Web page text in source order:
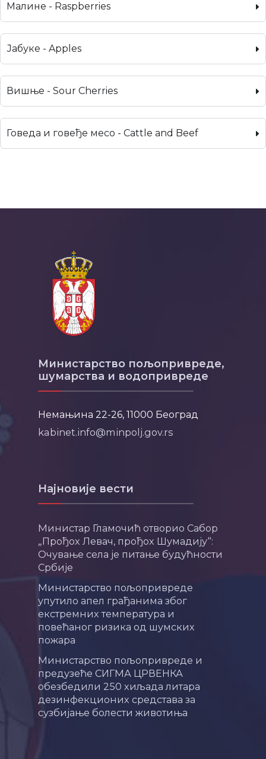
Малине - Raspberries
Јабуке - Apples
Вишње - Sour Cherries
Говеда и говеђе месо - Cattle and Beef
Министарство пољопривреде,
шумарства и водопривреде
Немањина 22-26, 11000 Београд
kabinet.info@minpolj.gov.rs
Најновије вести
Министар Гламочић отворио Сабор
„Прођох Левач, прођох Шумадију“:
Очување села је питање будућности
Србије
Министарство пољопривреде
упутило апел грађанима због
екстремних температура и
повећаног ризика од шумских
пожара
Министарство пољопривреде и
предузеће СИГМА ЦРВЕНКА
обезбедили 250 хиљада литара
дезинфекционих средстава за
сузбијање болести животиња